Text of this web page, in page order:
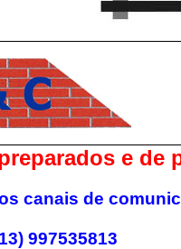
e de
canais de
997535813